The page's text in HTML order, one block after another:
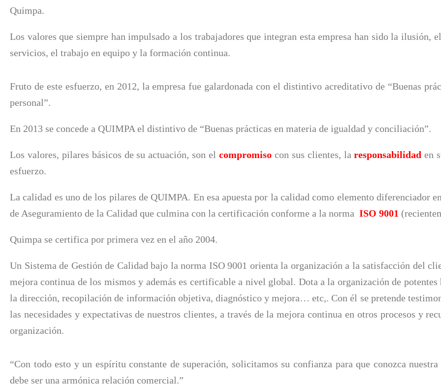
Quimpa.
Los valores que siempre han impulsado a los trabajadores que integran esta empresa han sido la ilusión,
servicios, el trabajo en equipo y la formación continua.
Fruto de este esfuerzo, en 2012, la empresa fue galardonada con el distintivo acreditativo de “Buenas
personal”.
En 2013 se concede a QUIMPA el distintivo de “Buenas prácticas en materia de igualdad y conciliación”.
Los valores, pilares básicos de su actuación, son el compromiso con sus clientes, laresponsabilidad en
esfuerzo.
La calidad es uno de los pilares de QUIMPA. En esa apuesta por la calidad como elemento diferenciador
de Aseguramiento de la Calidad que culmina con la certificación conforme a la norma ISO 9001
Quimpa se certifica por primera vez en el año 2004.
Un Sistema de Gestión de Calidad bajo la norma ISO 9001 orienta la organización a la satisfacción del
mejora continua de los mismos y además es certificable a nivel global. Dota a la organización de
la dirección, recopilación de información objetiva, diagnóstico y mejora… etc,. Con él se pretende
las necesidades y expectativas de nuestros clientes, a través de la mejora continua en otros procesos y
organización.
“Con todo esto y un espíritu constante de superación, solicitamos su confianza para que conozca
debe ser una armónica relación comercial.”